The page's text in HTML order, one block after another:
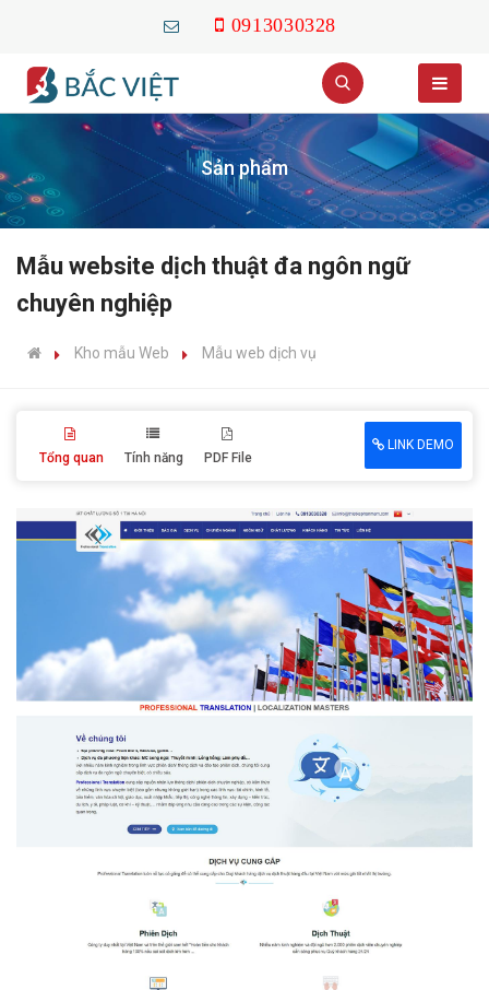
0913030328
Sản phẩm
Mẫu website dịch thuật đa ngôn ngữ
chuyên nghiệp
Kho mẫu Web Mẫu web dịch vụ
Tổng quan Tính năng PDF File
LINK DEMO